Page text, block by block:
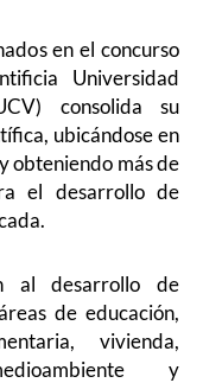
en el concurso
Universidad
consolida su
ubicándose en
obteniendo más de
el desarrollo de
al desarrollo de
de educación,
vivienda,
y